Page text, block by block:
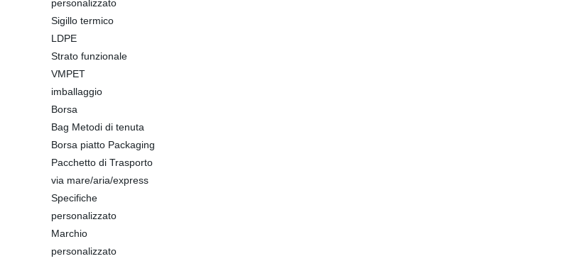
personalizzato
Sigillo termico
LDPE
Strato funzionale
VMPET
imballaggio
Borsa
Bag Metodi di tenuta
Borsa piatto Packaging
Pacchetto di Trasporto
via mare/aria/express
Specifiche
personalizzato
Marchio
personalizzato